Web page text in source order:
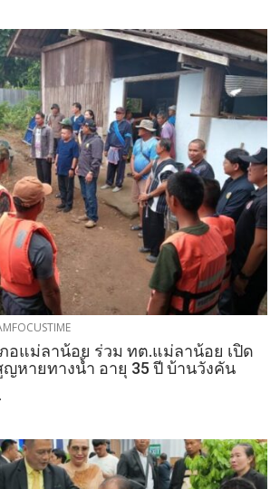
อแม่ลาน้อย ร่วม ทต.แม่ลาน้อย เปิด
หายทางน้ำ อายุ 35 ปี บ้านวังคัน